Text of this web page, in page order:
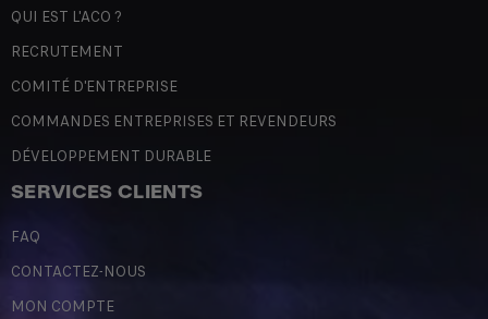
QUI EST L'ACO ?
RECRUTEMENT
COMITÉ D'ENTREPRISE
COMMANDES ENTREPRISES ET REVENDEURS
DÉVELOPPEMENT DURABLE
SERVICES CLIENTS
FAQ
CONTACTEZ-NOUS
MON COMPTE